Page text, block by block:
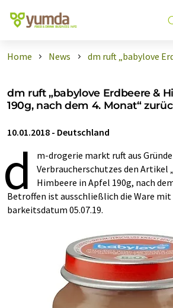
Home News dm ruft „babylove
dm ruft „babylove Erdbeere &
190g, nach dem 4. Monat“
10.01.2018 - Deutschland
d
m-drogerie markt ruft aus
Verbraucher­schutzes den Artikel
Himbeere in Apfel 190g, nach
Betroffen ist aus­schließlich die Ware
bar­keits­datum 05.07.19.